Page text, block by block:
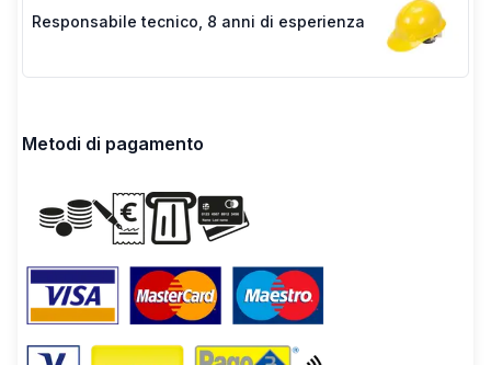
Responsabile tecnico 8 anni di esperienza
Metodi di pagamento